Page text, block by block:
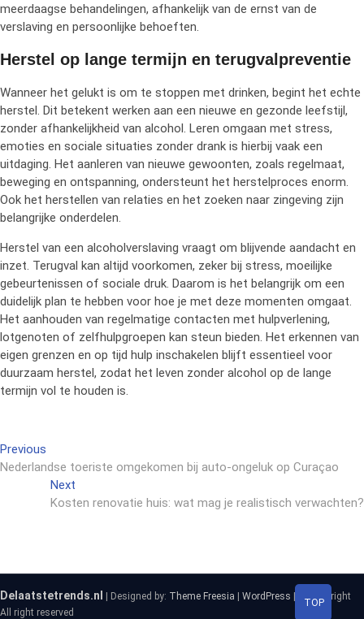
meerdaagse behandelingen, afhankelijk van de ernst van de
verslaving en persoonlijke behoeften.
Herstel op lange termijn en terugvalpreventie
Wanneer het gelukt is om te stoppen met drinken, begint het echte
herstel. Dit betekent werken aan een nieuwe en gezonde leefstijl,
zonder afhankelijkheid van alcohol. Leren omgaan met stress,
emoties en sociale situaties zonder drank is hierbij vaak een
uitdaging. Het aanleren van nieuwe gewoonten, zoals regelmaat,
beweging en ontspanning, ondersteunt het herstelproces enorm.
Ook het herstellen van relaties en het zoeken naar zingeving zijn
belangrijke onderdelen.
Herstel van een alcoholverslaving vraagt om blijvende aandacht en
inzet. Terugval kan altijd voorkomen, zeker bij stress, moeilijke
gebeurtenissen of sociale druk. Daarom is het belangrijk om een
duidelijk plan te hebben voor hoe je met deze momenten omgaat.
Het aanhouden van regelmatige contacten met hulpverlening,
lotgenoten of zelfhulpgroepen kan steun bieden. Het erkennen van
eigen grenzen en op tijd hulp inschakelen blijft essentieel voor
duurzaam herstel, zodat het leven zonder alcohol op de lange
termijn vol te houden is.
Bericht
navigatie
Previous
post:
Nederlandse toeriste omgekomen bij auto-ongeluk op Curaçao
Next
post:
Kosten renovatie huis: wat mag je realistisch verwachten?
Delaatstetrends.nl | Designed by: Theme Freesia | WordPress | © Copyright
All right reserved
TOP